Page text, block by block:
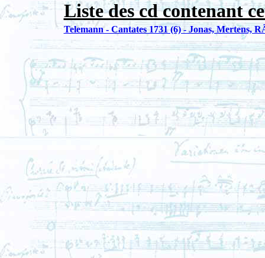
Liste des cd contenant
Telemann - Cantates 1731 (6) - Jonas, Mertens,